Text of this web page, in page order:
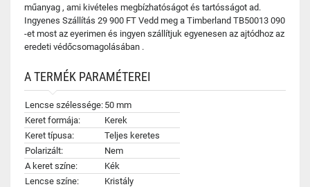
műanyag , ami kivételes megbízhatóságot és tartósságot ad.
Ingyenes Szállítás 29 900 FT Vedd meg a Timberland TB50013 090
-et most az eyerimen és ingyen szállítjuk egyenesen az ajtódhoz az
eredeti védőcsomagolásában .
A TERMÉK PARAMÉTEREI
Lencse szélessége: 50 mm
Keret formája:
Kerek
Keret típusa:
Teljes keretes
Polarizált:
Nem
A keret színe:
Kék
Lencse színe:
Kristály